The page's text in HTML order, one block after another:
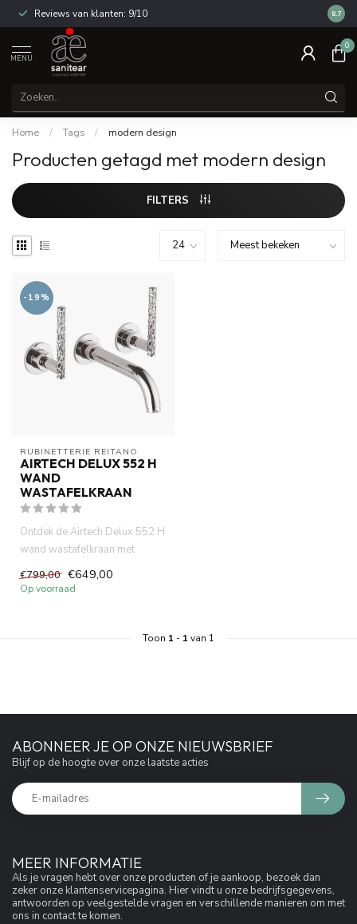
Reviews van klanten: 9/10 14
8.7
MENU
0
Home / Tags / modern design
Producten getagd met modern design
FILTERS
-19%
RUBINETTERIE REITANO
AIRTECH DELUX 552 H
WAND
WASTAFELKRAAN
Ontdek de Airtech Delux 552 H
wand wastafelkraan met
hoogwaardig chroom,
duurzaa...
€799,00 €649,00
Op voorraad
Toon 1 - 1 van 1
MEER INFORMATIE
Als je vragen hebt over onze producten of je aankoop, bezoek dan
zeker onze klantenservicepagina. Hier vindt u onze bedrijfsgegevens,
antwoorden op veelgestelde vragen en verschillende manieren om met
ons in contact te komen.
ABONNEER JE OP ONZE NIEUWSBRIEF
Blijf op de hoogte over onze laatste acties